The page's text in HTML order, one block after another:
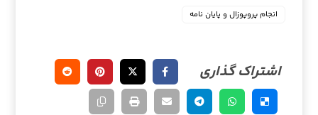
انجام پروپوزال و پایان نامه